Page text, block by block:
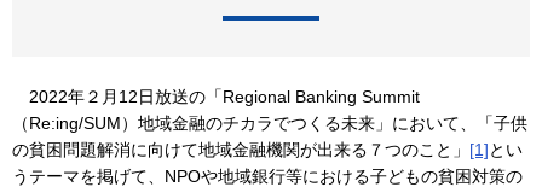
2022年２月12日放送の「Regional Banking Summit
（Re:ing/SUM）地域金融のチカラでつくる未来」において、「子供
の貧困問題解消に向けて地域金融機関が出来る７つのこと」 [1]とい
うテーマを掲げて、NPOや地域銀行等における子どもの貧困対策の